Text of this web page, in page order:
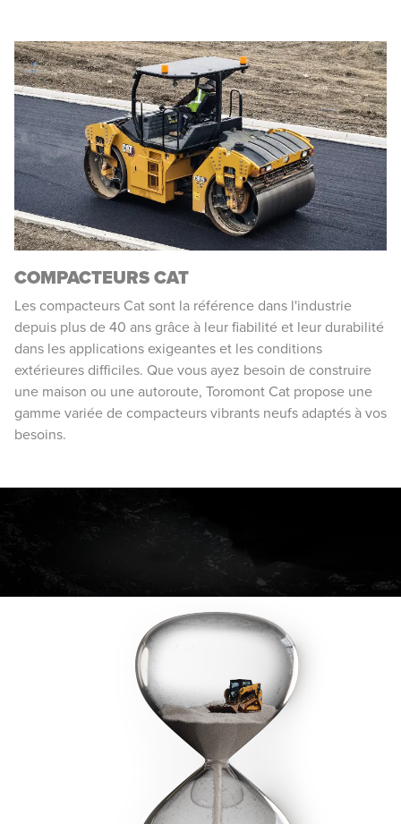
COMPACTEURS CAT
Les compacteurs Cat sont la référence dans l'industrie
depuis plus de 40 ans grâce à leur fiabilité et leur durabilité
dans les applications exigeantes et les conditions
extérieures difficiles. Que vous ayez besoin de construire
une maison ou une autoroute, Toromont Cat propose une
gamme variée de compacteurs vibrants neufs adaptés à vos
besoins.